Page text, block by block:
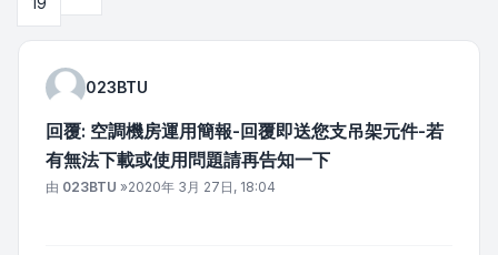
023BTU
回覆: 空調機房運用簡報-回覆即送您支吊架元件-若
有無法下載或使用問題請再告知一下
文章
由 023BTU »2020年 3月 27日, 18:04